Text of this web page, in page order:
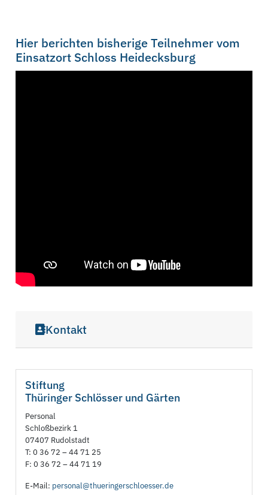
Hier berichten bisherige Teilnehmer vom
Einsatzort Schloss Heidecksburg
Kontakt
Stiftung
Thüringer Schlösser und Gärten
Personal
Schloßbezirk 1
07407 Rudolstadt
T: 0 36 72 – 44 71 25
F: 0 36 72 – 44 71 19
E-Mail: personal@thueringerschloesser.de